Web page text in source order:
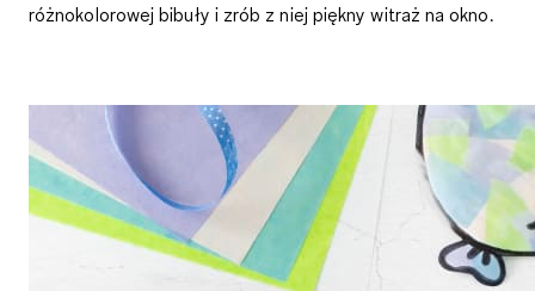
różnokolorowej bibuły i zrób z niej piękny witraż na okno.